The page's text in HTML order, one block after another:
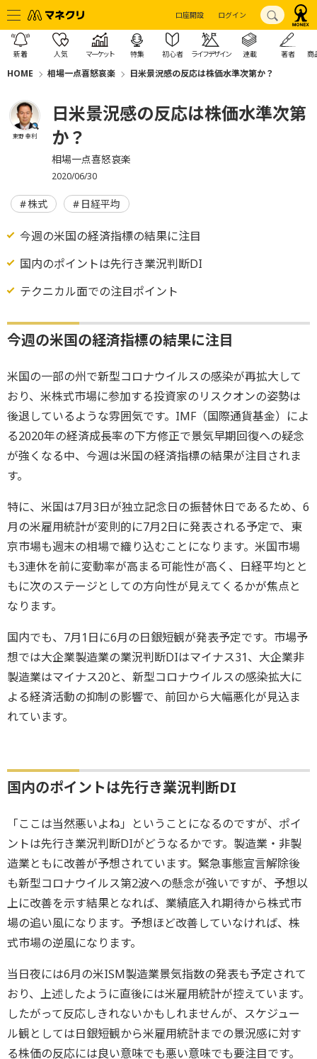
口座開設 ログイン
新着 人気 マーケット 特集 初心者 ライフデザイン 連載 著者 商
HOME 相場一点喜怒哀楽 日米景況感の反応は株価水準次第か？
東野 幸利
日米景況感の反応は株価水準次第
か？
相場一点喜怒哀楽
2020/06/30
株式 日経平均
今週の米国の経済指標の結果に注目
国内のポイントは先行き業況判断DI
テクニカル面での注目ポイント
今週の米国の経済指標の結果に注目
米国の一部の州で新型コロナウイルスの感染が再拡大して
おり、米株式市場に参加する投資家のリスクオンの姿勢は
後退しているような雰囲気です。IMF（国際通貨基金）によ
る2020年の経済成長率の下方修正で景気早期回復への疑念
が強くなる中、今週は米国の経済指標の結果が注目されま
す。
特に、米国は7月3日が独立記念日の振替休日であるため、6
月の米雇用統計が変則的に7月2日に発表される予定で、東
京市場も週末の相場で織り込むことになります。米国市場
も3連休を前に変動率が高まる可能性が高く、日経平均とと
もに次のステージとしての方向性が見えてくるかが焦点と
なります。
国内でも、7月1日に6月の日銀短観が発表予定です。市場予
想では大企業製造業の業況判断DIはマイナス31、大企業非
製造業はマイナス20と、新型コロナウイルスの感染拡大に
よる経済活動の抑制の影響で、前回から大幅悪化が見込ま
れています。
国内のポイントは先行き業況判断DI
「ここは当然悪いよね」ということになるのですが、ポイ
ントは先行き業況判断DIがどうなるかです。製造業・非製
造業ともに改善が予想されています。緊急事態宣言解除後
も新型コロナウイルス第2波への懸念が強いですが、予想以
上に改善を示す結果となれば、業績底入れ期待から株式市
場の追い風になります。予想ほど改善していなければ、株
式市場の逆風になります。
当日夜には6月の米ISM製造業景気指数の発表も予定されて
おり、上述したように直後には米雇用統計が控えています。
したがって反応しきれないかもしれませんが、スケジュー
ル観としては日銀短観から米雇用統計までの景況感に対す
る株価の反応には良い意味でも悪い意味でも要注目です。